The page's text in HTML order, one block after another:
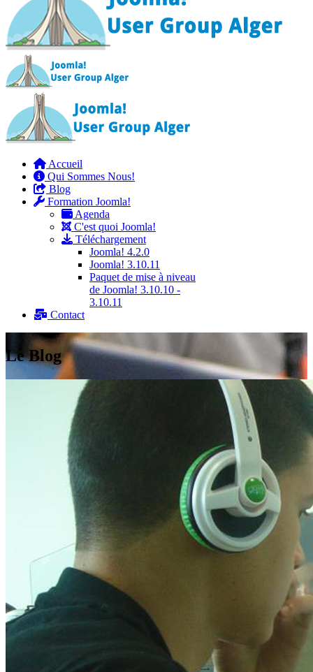
Accueil
Qui Sommes Nous!
Blog
Formation Joomla!
Agenda
C'est quoi Joomla!
Téléchargement
Joomla! 4.2.0
Joomla! 3.10.11
Paquet de mise à niveau
de Joomla! 3.10.10 -
3.10.11
Contact
Le Blog